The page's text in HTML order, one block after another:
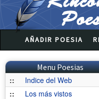
AÑADIR POESIA
Menu Poesias
::
Indice del Web
::
Los más vistos